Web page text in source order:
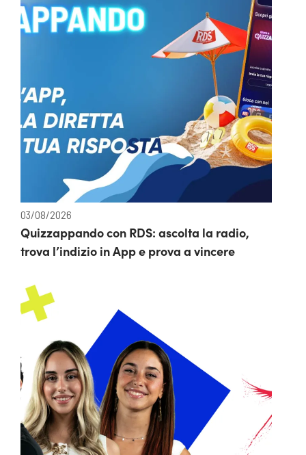
03/08/2026
Quizzappando con RDS: ascolta la radio,
trova l’indizio in App e prova a vincere